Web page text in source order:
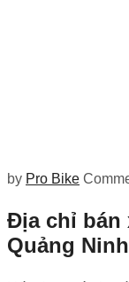
by Pro Bike
Địa chỉ bán
Quảng